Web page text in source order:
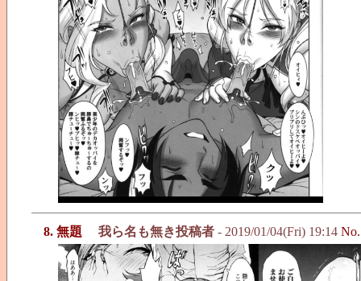
8. 無題 我ら名も無き投稿者 - 2019/01/04(Fri) 19:14